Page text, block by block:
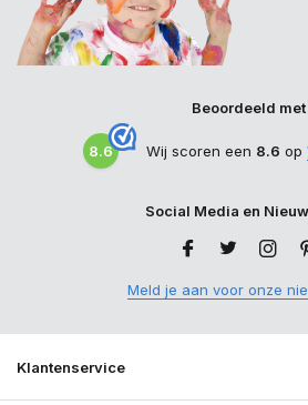
Beoordeeld met
8.6 Wij scoren een 8.6 op
Social Media en
Meld je aan voor onze
Klantenservice